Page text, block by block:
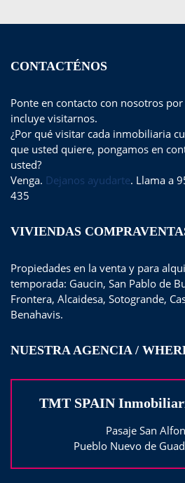
CONTACTÉNOS
Ponte en contacto con nosotros
incluye visitarnos.
¿Por qué visitar cada inmobiliaria
que usted quiere, pongamos en
usted?
Venga. Dejanos ayudarte. Llama a
435
VIVIENDAS
Propiedades en la venta y para
temporada: Gaucin, San Pablo de
Frontera, Alcaidesa, Sotogrande,
Benahavis.
NUESTRA AGENCIA /
TMT SPAIN
Pasaje San
Pueblo Nuevo de